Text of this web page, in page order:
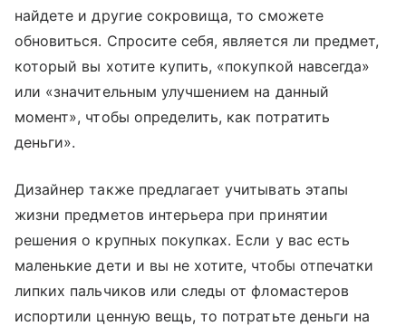
найдете и другие сокровища, то сможете
обновиться. Спросите себя, является ли предмет,
который вы хотите купить, «покупкой навсегда»
или «значительным улучшением на данный
момент», чтобы определить, как потратить
деньги».
Дизайнер также предлагает учитывать этапы
жизни предметов интерьера при принятии
решения о крупных покупках. Если у вас есть
маленькие дети и вы не хотите, чтобы отпечатки
липких пальчиков или следы от фломастеров
испортили ценную вещь, то потратьте деньги на